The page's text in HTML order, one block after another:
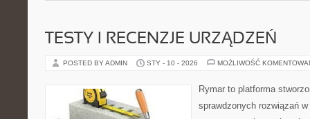
TESTY I RECENZJE URZĄDZEŃ
POSTED BY ADMIN STY - 10 - 2026 MOŻLIWOŚĆ
Rymar to platforma
sprawdzonych rozwiązań